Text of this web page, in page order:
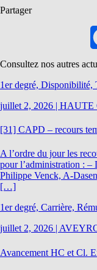
Partager
Consultez nos autres
1er degré, Disponibilité,
juillet 2, 2026 | HAUTE
[31] CAPD – recours
A l’ordre du jour les
pour l’administration : –
Philippe Venck, A-
[…]
1er degré, Carrière,
juillet 2, 2026 |
Avancement HC et Cl.